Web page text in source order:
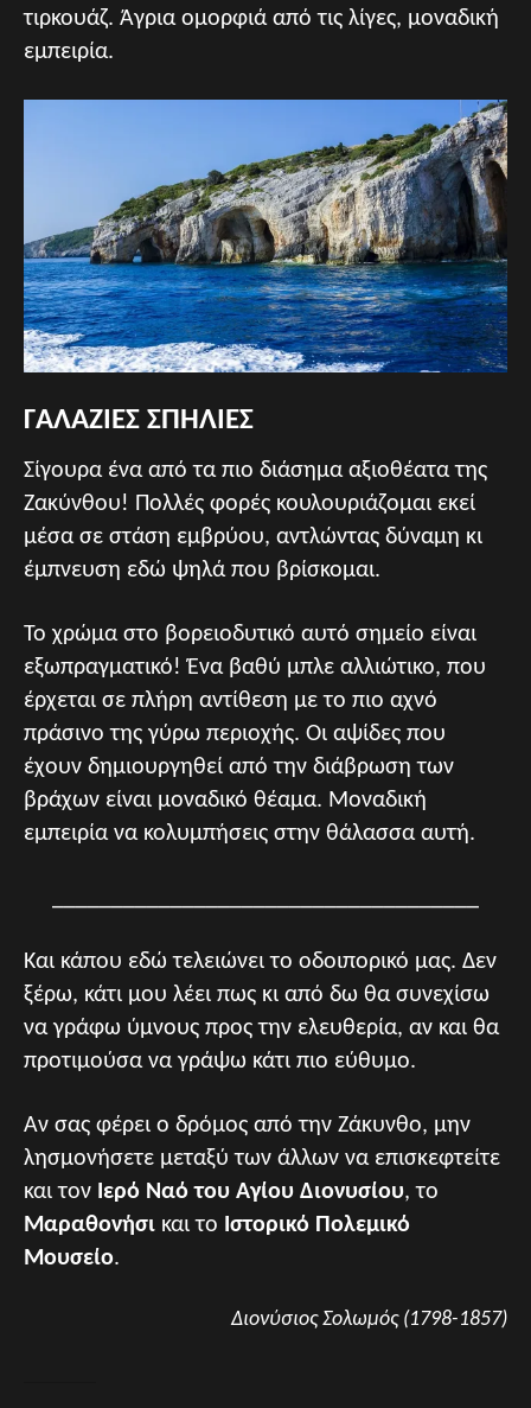
τιρκουάζ. Άγρια ομορφιά από τις λίγες, μοναδική
εμπειρία.
ΓΑΛΑΖΙΕΣ ΣΠΗΛΙΕΣ
Σίγουρα ένα από τα πιο διάσημα αξιοθέατα της
Ζακύνθου! Πολλές φορές κουλουριάζομαι εκεί
μέσα σε στάση εμβρύου, αντλώντας δύναμη κι
έμπνευση εδώ ψηλά που βρίσκομαι.
Το χρώμα στο βορειοδυτικό αυτό σημείο είναι
εξωπραγματικό! Ένα βαθύ μπλε αλλιώτικο, που
έρχεται σε πλήρη αντίθεση με το πιο αχνό
πράσινο της γύρω περιοχής. Οι αψίδες που
έχουν δημιουργηθεί από την διάβρωση των
βράχων είναι μοναδικό θέαμα. Μοναδική
εμπειρία να κολυμπήσεις στην θάλασσα αυτή.
Και κάπου εδώ τελειώνει το οδοιπορικό μας. Δεν
ξέρω, κάτι μου λέει πως κι από δω θα συνεχίσω
να γράφω ύμνους προς την ελευθερία, αν και θα
προτιμούσα να γράψω κάτι πιο εύθυμο.
Αν σας φέρει ο δρόμος από την Ζάκυνθο, μην
λησμονήσετε μεταξύ των άλλων να επισκεφτείτε
και τον Ιερό Ναό του Αγίου Διονυσίου, το
Μαραθονήσι και το Ιστορικό Πολεμικό
Μουσείο.
Διονύσιος Σολωμός (1798-1857)